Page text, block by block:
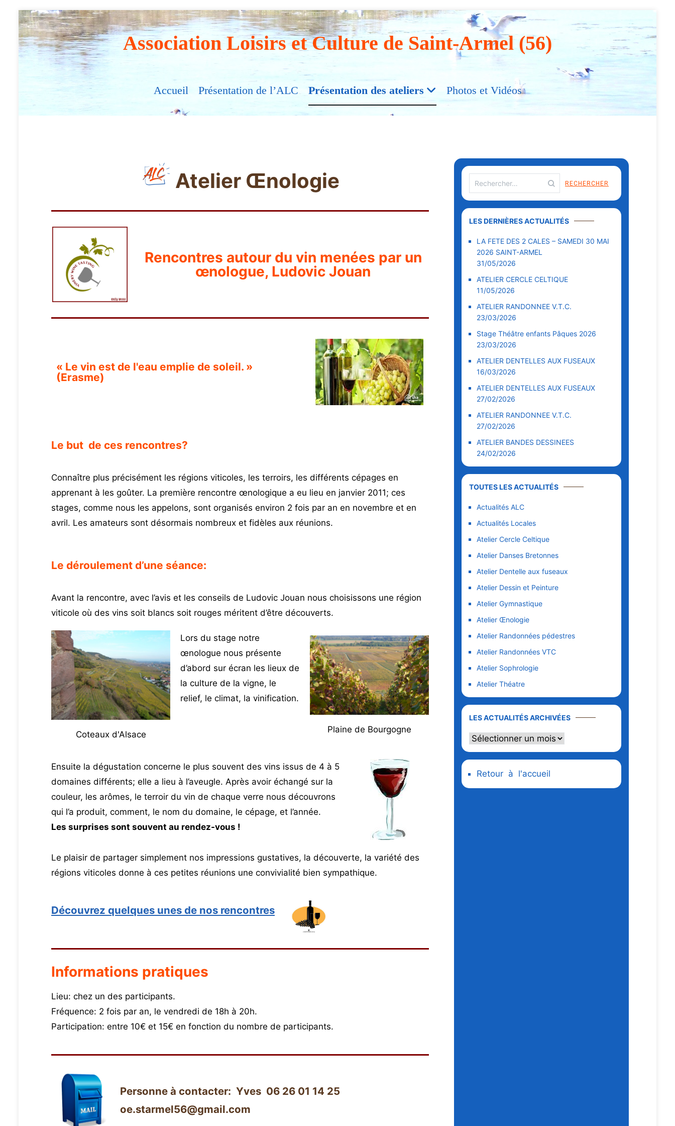
Association Loisirs et Culture de Saint-Armel (56)
Accueil Présentation de l’ALC Présentation des ateliers Photos et Vidéos
Atelier Œnologie
Rencontres autour du vin menées par un
œnologue, Ludovic Jouan
« Le vin est de l'eau emplie de soleil. »
(Erasme)
Le but de ces rencontres?
Connaître plus précisément les régions viticoles, les terroirs, les différents cépages en
apprenant à les goûter. La première rencontre œnologique a eu lieu en janvier 2011; ces
stages, comme nous les appelons, sont organisés environ 2 fois par an en novembre et en
avril. Les amateurs sont désormais nombreux et fidèles aux réunions.
Le déroulement d’une séance:
Avant la rencontre, avec l’avis et les conseils de Ludovic Jouan nous choisissons une région
viticole où des vins soit blancs soit rouges méritent d’être découverts.
Coteaux d'Alsace
Lors du stage notre
œnologue nous présente
d’abord sur écran les lieux de
la culture de la vigne, le
relief, le climat, la vinification.
Plaine de Bourgogne
Ensuite la dégustation concerne le plus souvent des vins issus de 4 à 5
domaines différents; elle a lieu à l’aveugle. Après avoir échangé sur la
couleur, les arômes, le terroir du vin de chaque verre nous découvrons
qui l’a produit, comment, le nom du domaine, le cépage, et l’année.
Les surprises sont souvent au rendez-vous !
Le plaisir de partager simplement nos impressions gustatives, la découverte, la variété des
régions viticoles donne à ces petites réunions une convivialité bien sympathique.
Découvrez quelques unes de nos rencontres
Informations pratiques
Lieu: chez un des participants.
Fréquence: 2 fois par an, le vendredi de 18h à 20h.
Participation: entre 10€ et 15€ en fonction du nombre de participants.
Personne à contacter: Yves 06 26 01 14 25
oe.starmel56@gmail.com
LES DERNIÈRES ACTUALITÉS
LA FETE DES 2 CALES – SAMEDI 30 MAI
2026 SAINT-ARMEL
31/05/2026
ATELIER CERCLE CELTIQUE
11/05/2026
ATELIER RANDONNEE V.T.C.
23/03/2026
Stage Théâtre enfants Pâques 2026
23/03/2026
ATELIER DENTELLES AUX FUSEAUX
16/03/2026
ATELIER DENTELLES AUX FUSEAUX
27/02/2026
ATELIER RANDONNEE V.T.C.
27/02/2026
ATELIER BANDES DESSINEES
24/02/2026
TOUTES LES ACTUALITÉS
Actualités ALC
Actualités Locales
Atelier Cercle Celtique
Atelier Danses Bretonnes
Atelier Dentelle aux fuseaux
Atelier Dessin et Peinture
Atelier Gymnastique
Atelier Œnologie
Atelier Randonnées pédestres
Atelier Randonnées VTC
Atelier Sophrologie
Atelier Théatre
LES ACTUALITÉS ARCHIVÉES
Retour à l'accueil